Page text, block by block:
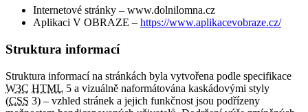
Internetové stránky – www.dolnilomna.cz
Aplikaci V OBRAZE – https://www.aplikacevobraze.cz/
Struktura informací
Struktura informací na stránkách byla vytvořena podle specifikace
W3C HTML 5 a vizuálně naformátována kaskádovými styly
(CSS 3) – vzhled stránek a jejich funkčnost jsou podřízeny